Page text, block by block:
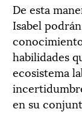
De esta
Isabel
habilidades
ecosistema
en su